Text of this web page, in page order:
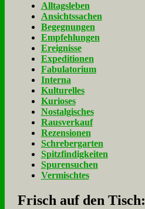
Alltagsleben
Ansichtssachen
Begegnungen
Empfehlungen
Ereignisse
Expeditionen
Fabulatorium
Interna
Kulturelles
Kurioses
Nostalgisches
Rausverkauf
Rezensionen
Schrebergarten
Spitzfindigkeiten
Spurensuchen
Vermischtes
Frisch auf den Tisch: